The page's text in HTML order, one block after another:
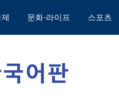
문화·라이프 스포츠